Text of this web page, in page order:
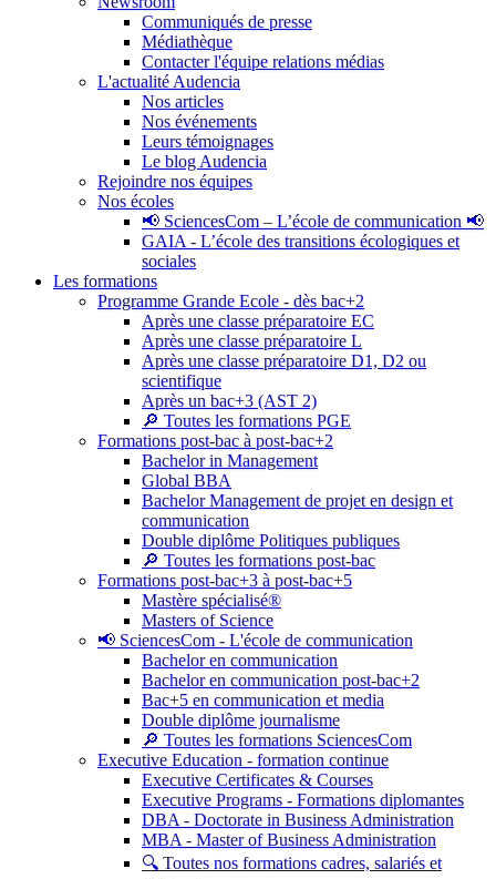
Communiqués de presse
Médiathèque
Contacter l'équipe relations médias
L'actualité Audencia
Nos articles
Nos événements
Leurs témoignages
Le blog Audencia
Rejoindre nos équipes
Nos écoles
📢 SciencesCom – L’école de communication 📢
GAIA - L’école des transitions écologiques et
sociales
Les formations
Programme Grande Ecole - dès bac+2
Après une classe préparatoire EC
Après une classe préparatoire L
Après une classe préparatoire D1, D2 ou
scientifique
Après un bac+3 (AST 2)
🔎 Toutes les formations PGE
Formations post-bac à post-bac+2
Bachelor in Management
Global BBA
Bachelor Management de projet en design et
communication
Double diplôme Politiques publiques
🔎 Toutes les formations post-bac
Formations post-bac+3 à post-bac+5
Mastère spécialisé®
Masters of Science
📢 SciencesCom - L'école de communication
Bachelor en communication
Bachelor en communication post-bac+2
Bac+5 en communication et media
Double diplôme journalisme
🔎 Toutes les formations SciencesCom
Executive Education - formation continue
Executive Certificates & Courses
Executive Programs - Formations diplomantes
DBA - Doctorate in Business Administration
MBA - Master of Business Administration
🔍 Toutes nos formations cadres, salariés et